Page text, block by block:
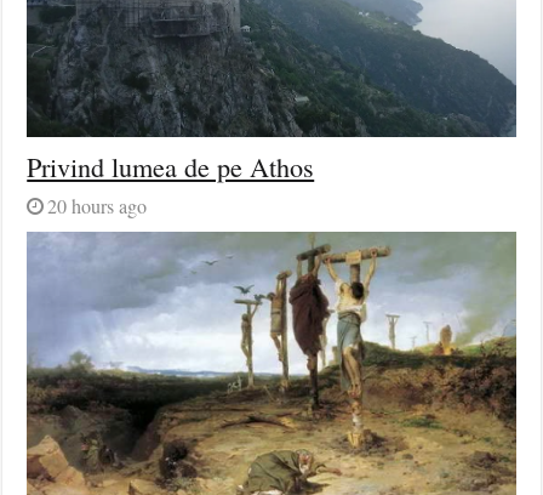
Privind lumea de pe Athos
20 hours ago